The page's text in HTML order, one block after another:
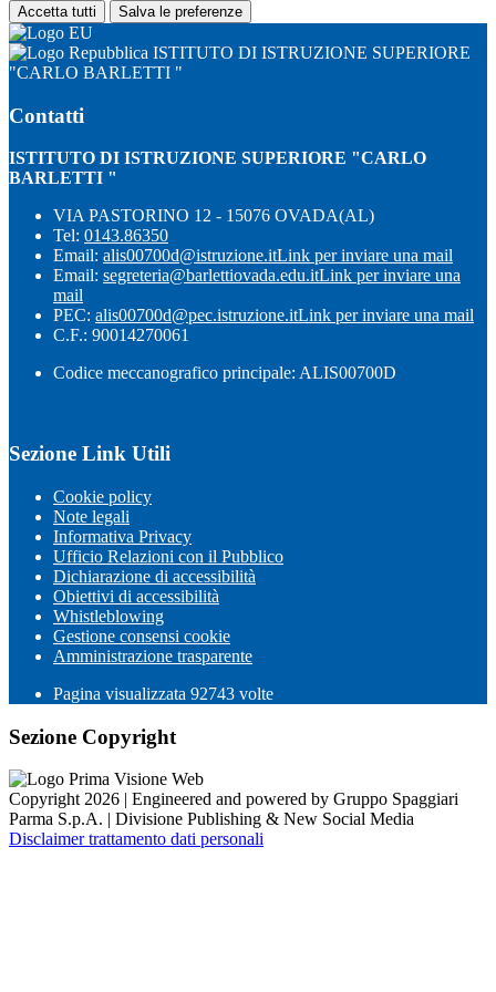
Accetta tutti Salva le preferenze
ISTITUTO DI ISTRUZIONE SUPERIORE
"CARLO BARLETTI "
Contatti
ISTITUTO DI ISTRUZIONE SUPERIORE "CARLO
BARLETTI "
VIA PASTORINO 12 - 15076 OVADA(AL)
Tel: 0143.86350
Email: alis00700d@istruzione.itLink per inviare una mail
Email: segreteria@barlettiovada.edu.itLink per inviare una
mail
PEC: alis00700d@pec.istruzione.itLink per inviare una mail
C.F.: 90014270061
Codice meccanografico principale: ALIS00700D
Sezione Link Utili
Cookie policy
Note legali
Informativa Privacy
Ufficio Relazioni con il Pubblico
Dichiarazione di accessibilità
Obiettivi di accessibilità
Whistleblowing
Gestione consensi cookie
Amministrazione trasparente
Pagina visualizzata 92743 volte
Sezione Copyright
Copyright 2026 | Engineered and powered by Gruppo Spaggiari
Parma S.p.A. | Divisione Publishing & New Social Media
Disclaimer trattamento dati personali